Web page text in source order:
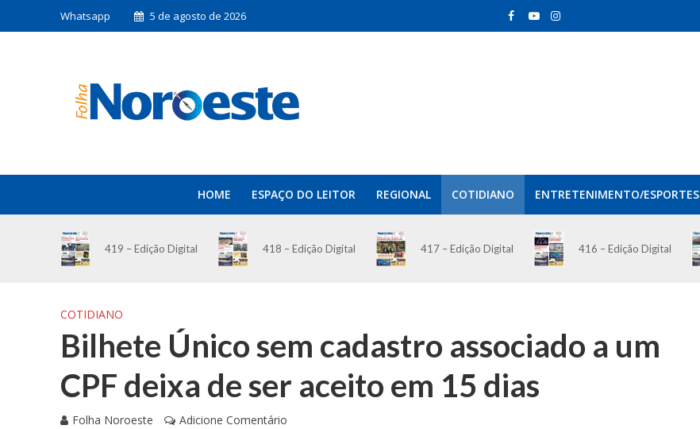
Whatsapp 5 de agosto de 2026
HOME ESPAÇO DO LEITOR REGIONAL COTIDIANO ENTRETENIMENTO/ESPORTES
419 – Edição Digital 418 – Edição Digital 417 – Edição Digital 416 – Edição Digital
COTIDIANO
Bilhete Único sem cadastro associado a um
CPF deixa de ser aceito em 15 dias
Folha Noroeste Adicione Comentário